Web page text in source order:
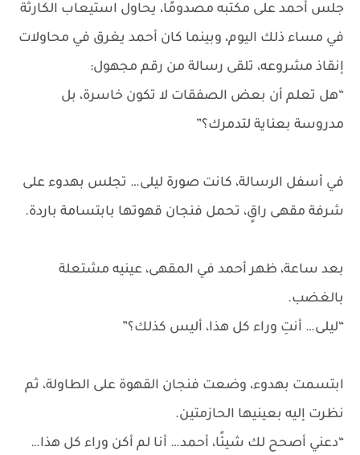
جلس أحمد على مكتبه مصدومًا، يحاول استيعاب الكارثة
في مساء ذلك اليوم، وبينما كان أحمد يغرق في محاولات
إنقاذ مشروعه، تلقى رسالة من رقم مجهول:
“هل تعلم أن بعض الصفقات لا تكون خاسرة، بل
مدروسة بعناية لتدمرك؟”
في أسفل الرسالة، كانت صورة ليلى… تجلس بهدوء على
شرفة مقهى راقٍ، تحمل فنجان قهوتها بابتسامة باردة.
بعد ساعة، ظهر أحمد في المقهى، عينيه مشتعلة
بالغضب.
“ليلى… أنتِ وراء كل هذا، أليس كذلك؟”
ابتسمت بهدوء، وضعت فنجان القهوة على الطاولة، ثم
نظرت إليه بعينيها الحازمتين.
“دعني أصحح لك شيئًا، أحمد… أنا لم أكن وراء كل هذا…